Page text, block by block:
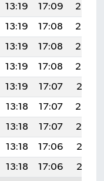
13:19 17:09
20:25
13:19 17:08
20:24
13:19 17:08
20:23
13:19 17:08
20:22
13:19 17:07
20:21
13:18 17:07
20:20
13:18 17:07
20:19
13:18 17:06
20:18
13:18 17:06
20:17